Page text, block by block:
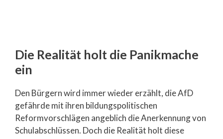
Die Realität holt die Panikmache
ein
Den Bürgern wird immer wieder erzählt, die AfD
gefährde mit ihren bildungspolitischen
Reformvorschlägen angeblich die Anerkennung von
Schulabschlüssen. Doch die Realität holt diese